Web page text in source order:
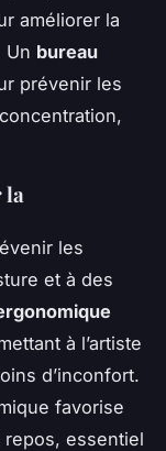
améliorer la
Un bureau
prévenir les
la
les
et à des
à l’artiste
d’inconfort.
favorise
essentiel